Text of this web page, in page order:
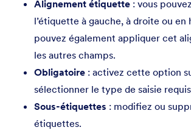
Alignement étiquette : vous
l’étiquette à gauche, à droite ou en
pouvez également appliquer cet
les autres champs.
Obligatoire : activez cette option
sélectionner le type de saisie
Sous-étiquettes : modifiez ou
étiquettes.